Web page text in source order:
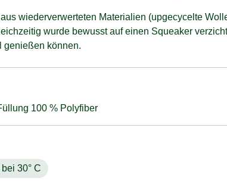
wiederverwerteten Materialien (upgecycelte
wurde bewusst auf einen Squeaker
genießen können.
100 % Polyfiber
30° C